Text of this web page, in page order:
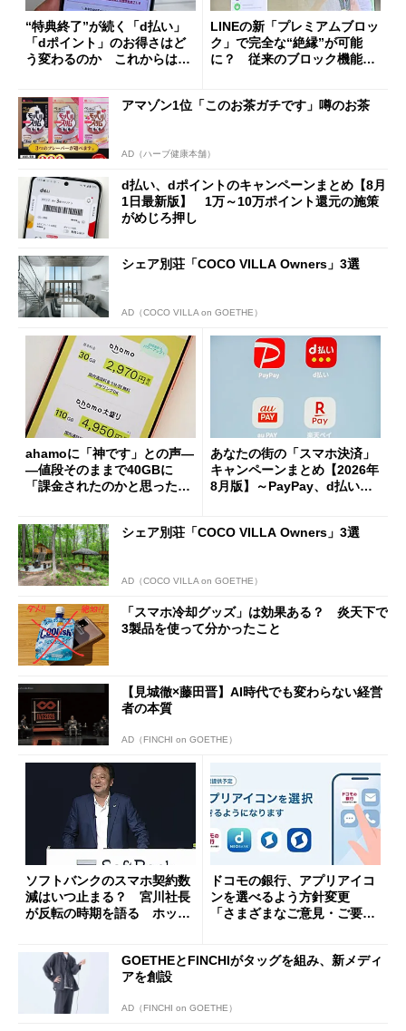
“特典終了”が続く「d払い」
「dポイント」のお得さはど
う変わるのか これからは
LINEの新「プレミアムブロッ
ク」で完全な“絶縁”が可能
に？ 従来のブロック機能と
アマゾン1位「このお茶ガチです」噂のお茶
AD（ハーブ健康本舗）
d払い、dポイントのキャンペーンまとめ【8月
1日最新版】 1万～10万ポイント還元の施策
がめじろ押し
シェア別荘「COCO VILLA Owners」3選
AD（COCO VILLA on GOETHE）
ahamoに「神です」との声―
―値段そのままで40GBに
「課金されたのかと思った」
あなたの街の「スマホ決済」
キャンペーンまとめ【2026年
8月版】～PayPay、d払い、a
シェア別荘「COCO VILLA Owners」3選
AD（COCO VILLA on GOETHE）
「スマホ冷却グッズ」は効果ある？ 炎天下で
3製品を使って分かったこと
【見城徹×藤田晋】AI時代でも変わらない経営
者の本質
AD（FINCHI on GOETHE）
ソフトバンクのスマホ契約数
減はいつ止まる？ 宮川社長
が反転の時期を語る ホッピ
ドコモの銀行、アプリアイコ
ンを選べるよう方針変更
「さまざまなご意見・ご要望
GOETHEとFINCHIがタッグを組み、新メディ
アを創設
AD（FINCHI on GOETHE）